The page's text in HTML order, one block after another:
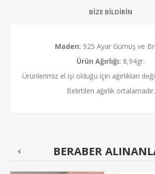
BİZE BİLDİRİN
Maden: 925 Ayar Gümüş ve
Ürün Ağırlığı: 8,94gr.
Ürünlerimiz el işi olduğu için ağırlıkları
Belirtilen ağırlık ortalamadır.
BERABER